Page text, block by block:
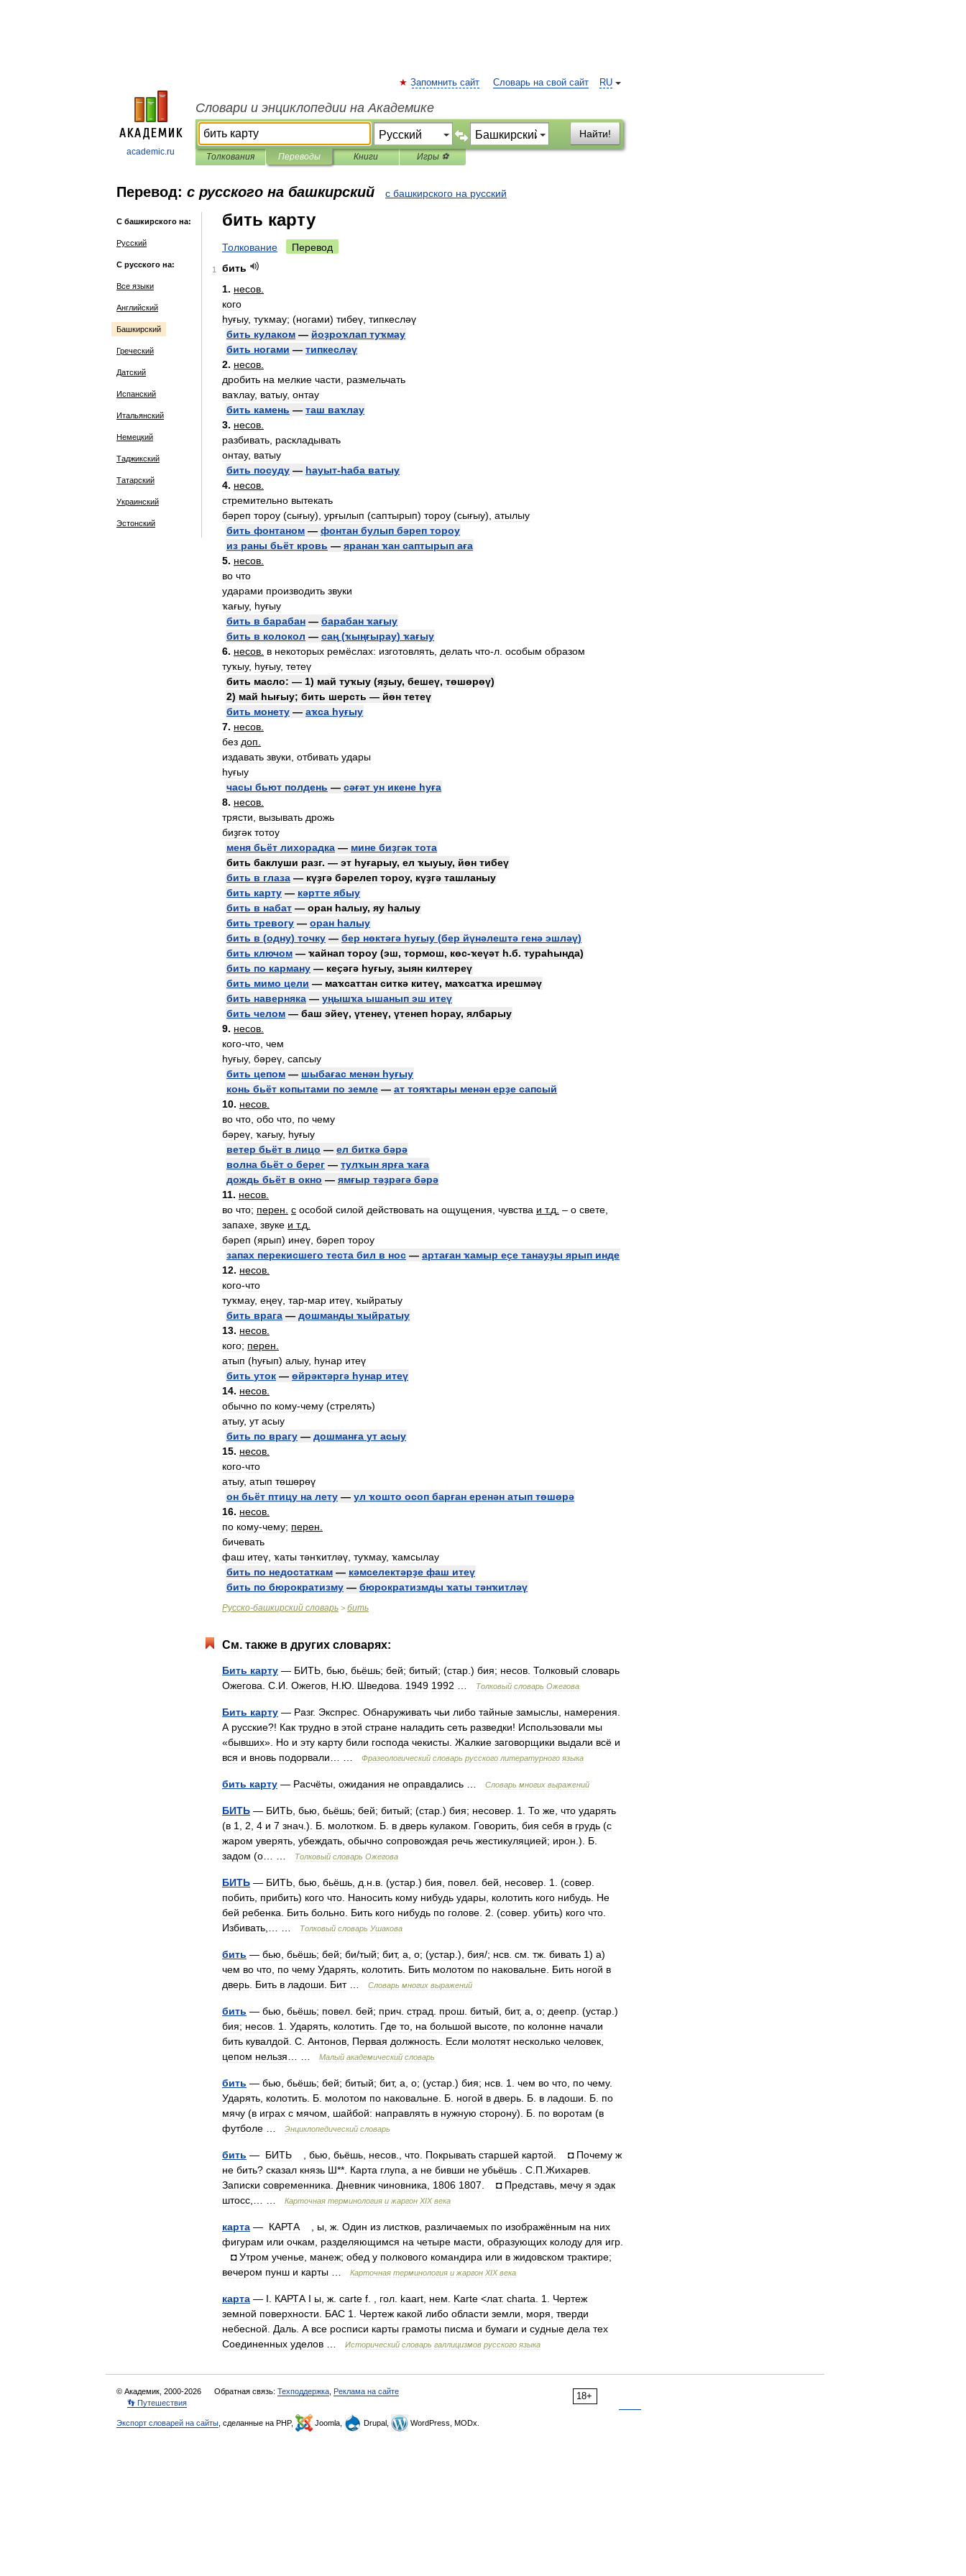
academic.ru
RU
Запомнить сайт Словарь на свой сайт
Словари и энциклопедии на Академике
Найти!
Толкования Переводы Книги Игры ⚽
Перевод: с русского на башкирский с башкирского на русский
С башкирского на:
Русский
С русского на:
Все языки
Английский
Башкирский
Греческий
Датский
Испанский
Итальянский
Немецкий
Таджикский
Татарский
Украинский
Эстонский
бить карту
Толкование Перевод
1
бить
1. несов
кого
һуғыу, туҡмау; (ногами) тибеү типкесләү
бить кулаком — йоҙроҡлап туҡмау
бить ногами — типкесләү
2. несов
дробить на мелкие части
размельчать
ваҡлау, ватыу, онтау
бить камень — таш ваҡлау
3. несов
разбивать раскладывать
онтау, ватыу
бить посуду — һауыт-һаба ватыу
4. несов
стремительно вытекать
бәреп тороу (сығыу), урғылып (саптырып) тороу (сығыу), атылыу
бить фонтаном — фонтан булып бәреп тороу
из раны бьёт кровь — яранан ҡан саптырып аға
5. несов
во что
ударами производить звуки
ҡағыу, һуғыу
бить в барабан — барабан ҡағыу
бить в колокол — саң (ҡыңғырау) ҡағыу
6. несов в некоторых ремёслах: изготовлять делать что-л особым образом
туҡыу, һуғыу, тетеү
бить масло: — 1) май туҡыу (яҙыу, бешеү, төшөрөү)
2) май һығыу; бить шерсть — йөн тетеү
бить монету — аҡса һуғыу
7. несов
без доп
издавать звуки отбивать удары
һуғыу
часы бьют полдень — сәғәт ун икене һуға
8. несов
трясти
вызывать дрожь
биҙгәк тотоу
меня бьёт лихорадка — мине биҙгәк тота
бить баклуши разг. — эт һуғарыу, ел ҡыуыу, йөн тибеү
бить в глаза — күҙгә бәрелеп тороу, күҙгә ташланыу
бить карту — кәртте ябыу
бить в набат — оран һалыу, яу һалыу
бить тревогу — оран һалыу
бить в (одну) точку — бер нөктәгә һуғыу (бер йүнәлештә генә эшләү)
бить ключом — ҡайнап тороу (эш, тормош, көс-ҡеүәт һ.б. тураһында)
бить по карману — кеҫәгә һуғыу, зыян килтереү
бить мимо цели — маҡсаттан ситкә китеү, маҡсатҡа ирешмәү
бить наверняка — уңышҡа ышанып эш итеү
бить челом — баш эйеү, үтенеү, үтенеп һорау, ялбарыу
9. несов
кого-что чем
һуғыу, бәреү сапсыу
бить цепом — шыбағас менән һуғыу
конь бьёт копытами по земле — ат тояҡтары менән ерҙе сапсый
10. несов
во что обо что по чему
бәреү ҡағыу, һуғыу
ветер бьёт в лицо — ел биткә бәрә
волна бьёт о берег — тулҡын ярға ҡаға
дождь бьёт в окно — ямғыр тәҙрәгә бәрә
11. несов
во что; перен с особой силой действовать на ощущения чувства и т.д – о свете
запахе звуке и т.д
бәреп (ярып) инеү бәреп тороу
запах перекисшего теста бил в нос — артаған ҡамыр еҫе танауҙы ярып инде
12. несов
кого-что
туҡмау, еңеү тар-мар итеү ҡыйратыу
бить врага — дошманды ҡыйратыу
13. несов
кого; перен
атып (һуғып) алыу, һунар итеү
бить уток — өйрәктәргә һунар итеү
14. несов
обычно по кому-чему (стрелять)
атыу, ут асыу
бить по врагу — дошманға ут асыу
15. несов
кого-что
атыу, атып төшөрөү
он бьёт птицу на лету — ул ҡошто осоп барған еренән атып төшөрә
16. несов
по кому-чему; перен
бичевать
фаш итеү ҡаты тәнҡитләү туҡмау, ҡамсылау
бить по недостаткам — кәмселектәрҙе фаш итеү
бить по бюрократизму — бюрократизмды ҡаты тәнҡитләү
Русско-башкирский словарь > бить
См. также в других словарях:
Бить карту — БИТЬ бью бьёшь; бей; битый; (стар .) бия; несов Толковый словарь
Ожегова С И Ожегов Н Ю Шведова 1949 1992 Толковый словарь Ожегова
Бить карту — Разг. Экспрес Обнаруживать чьи либо тайные замыслы намерения
А русские?! Как трудно в этой стране наладить сеть разведки! Использовали мы
«бывших». Но и эту карту били господа чекисты Жалкие заговорщики выдали всё и
вся и вновь подорвали Фразеологический словарь русского литературного языка
бить карту — Расчёты ожидания не оправдались Словарь многих выражений
БИТЬ — БИТЬ бью бьёшь; бей; битый; (стар .) бия; несовер 1 То же что ударять
(в 1 2 4 и 7 знач .). Б молотком Б в дверь кулаком Говорить бия себя в грудь (с
жаром уверять убеждать обычно сопровождая речь жестикуляцией; ирон .). Б
задом (о Толковый словарь Ожегова
БИТЬ — БИТЬ бью бьёшь д н в . (устар .) бия повел бей несовер 1 . (совер
побить прибить) кого что Наносить кому нибудь удары колотить кого нибудь Не
бей ребенка Бить больно Бить кого нибудь по голове 2 . (совер убить) кого что
Избивать
Толковый словарь Ушакова
бить — бью бьёшь; бей; би/тый; бит, а о; (устар .), бия/; нсв см тж бивать 1) а)
чем во что по чему Ударять колотить Бить молотом по наковальне Бить ногой в
дверь Бить в ладоши Бит… Словарь многих выражений
бить — бью бьёшь; повел бей; прич страд прош битый бит, а о; деепр . (устар .)
бия; несов 1 Ударять колотить Где то на большой высоте по колонне начали
бить кувалдой С Антонов Первая должность Если молотят несколько человек
цепом нельзя Малый академический словарь
бить — бью бьёшь; бей; битый; бит, а о; (устар .) бия; нсв 1 чем во что по чему.
Ударять колотить Б молотом по наковальне Б ногой в дверь Б в ладоши Б по
мячу (в играх с мячом шайбой: направлять в нужную сторону). Б по воротам (в
футболе
Энциклопедический словарь
бить — БИТЬ бью бьёшь несов что Покрывать старшей картой ◘ Почему ж
не бить? сказал князь Ш**. Карта глупа а не бивши не убьёшь С П Жихарев
Записки современника Дневник чиновника 1806 1807 ◘ Представь мечу я эдак
штосс
Карточная терминология и жаргон XIX века
карта — КАРТА ы ж Один из листков различаемых по изображённым на них
фигурам или очкам разделяющимся на четыре масти образующих колоду для игр
◘ Утром ученье манеж; обед у полкового командира или в жидовском трактире;
вечером пунш и карты Карточная терминология и жаргон XIX века
карта — I КАРТА I ы ж carte f гол kaart нем Karte <лат. charta 1
Чертеж
земной поверхности БАС 1 Чертеж какой либо области земли моря тверди
небесной
Даль А все росписи карты грамоты писма и бумаги и судные дела тех
Соединенных уделов Исторический словарь галлицизмов русского языка
18+
© Академик, 2000-2026 Обратная связь: Техподдержка Реклама на сайте
👣 Путешествия
Экспорт словарей на сайты , сделанные на PHP, Joomla, Drupal, WordPress, MODx.